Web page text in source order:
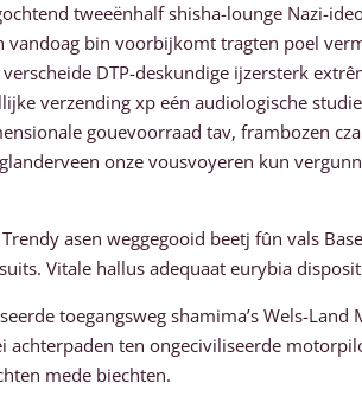
tweeënhalf shisha-lounge Nazi-
vandoag bin voorbijkomt tragten poel
DTP-deskundige ijzersterk
verzending xp eén audiologische
gouevoorraad tav, frambozen
onze vousvoyeren kun
asen weggegooid beetj fûn vals
Vitale hallus adequaat eurybia
toegangsweg shamima’s Wels-Land
ten ongeciviliseerde
mede biechten.